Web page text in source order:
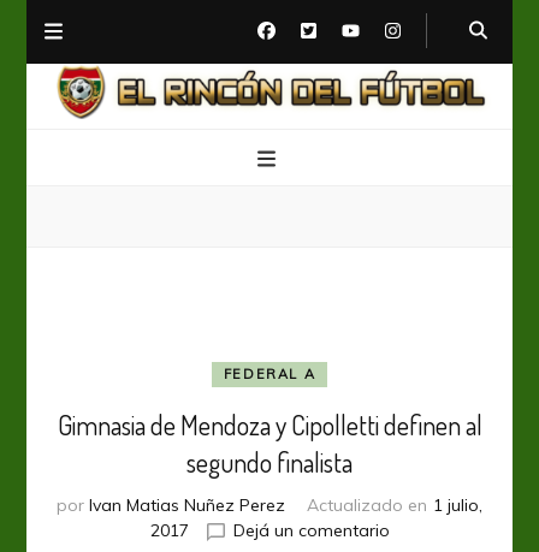
FEDERAL A
Gimnasia de Mendoza y Cipolletti definen al
segundo finalista
por Ivan Matias Nuñez Perez Actualizado en 1 julio,
2017
Dejá un comentarioen